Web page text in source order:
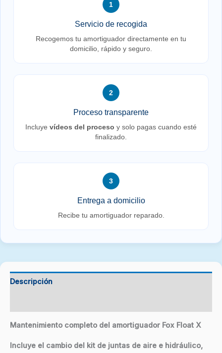
1
Servicio de recogida
Recogemos tu amortiguador directamente en tu
domicilio, rápido y seguro.
2
Proceso transparente
Incluye vídeos del proceso y solo pagas cuando esté
finalizado.
3
Entrega a domicilio
Recibe tu amortiguador reparado.
Descripción
Mantenimiento completo del amortiguador Fox Float X
Incluye el cambio del kit de juntas de aire e hidráulico,